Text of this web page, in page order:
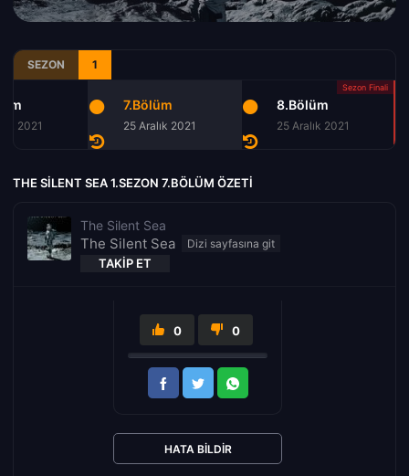
SEZON 1
2021
7.Bölüm
25 Aralık 2021
8.Bölüm
25 Aralık 2021
THE SILENT SEA 1.SEZON 7.BÖLÜM ÖZETI
The Silent Sea
The Silent Sea
TAKIP ET
0 0
HATA BILDIR